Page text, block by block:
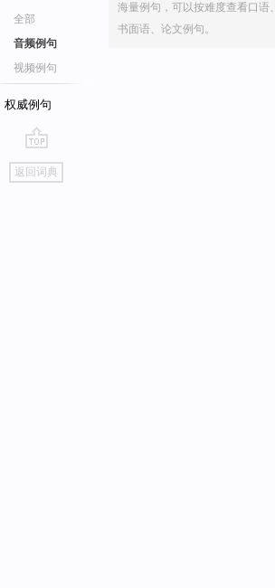
全部
音频例句
视频例句
权威例句
go
top
返回词典
海量例句，可以按难度查看口语、
书面语、论文例句。